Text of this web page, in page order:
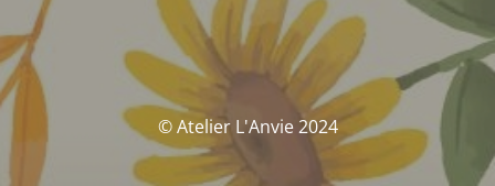
© Atelier L'Anvie 2024